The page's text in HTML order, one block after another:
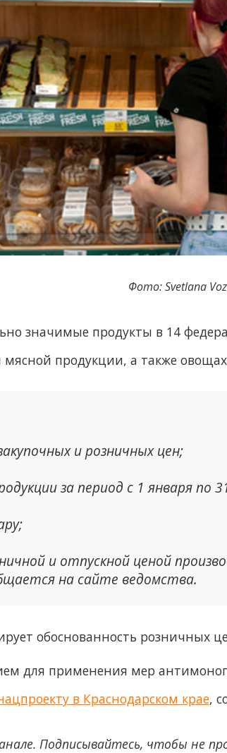
Фото: Svetlana
значимые продукты в 14
продукции, а также
и розничных цен;
за период с 1 января по
и отпускной ценой
на сайте ведомства.
обоснованность розничных
для применения мер
в Краснодарском крае,
Подписывайтесь, чтобы не